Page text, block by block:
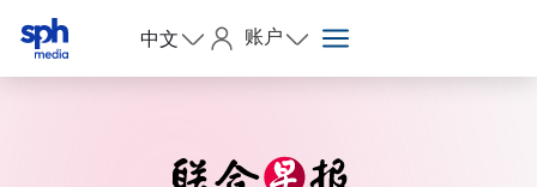
中文 账户